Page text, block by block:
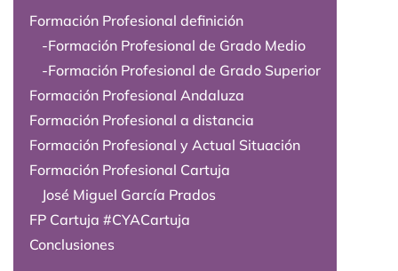
Formación Profesional definición
-Formación Profesional de Grado Medio
-Formación Profesional de Grado Superior
Formación Profesional Andaluza
Formación Profesional a distancia
Formación Profesional y Actual Situación
Formación Profesional Cartuja
José Miguel García Prados
FP Cartuja #CYACartuja
Conclusiones